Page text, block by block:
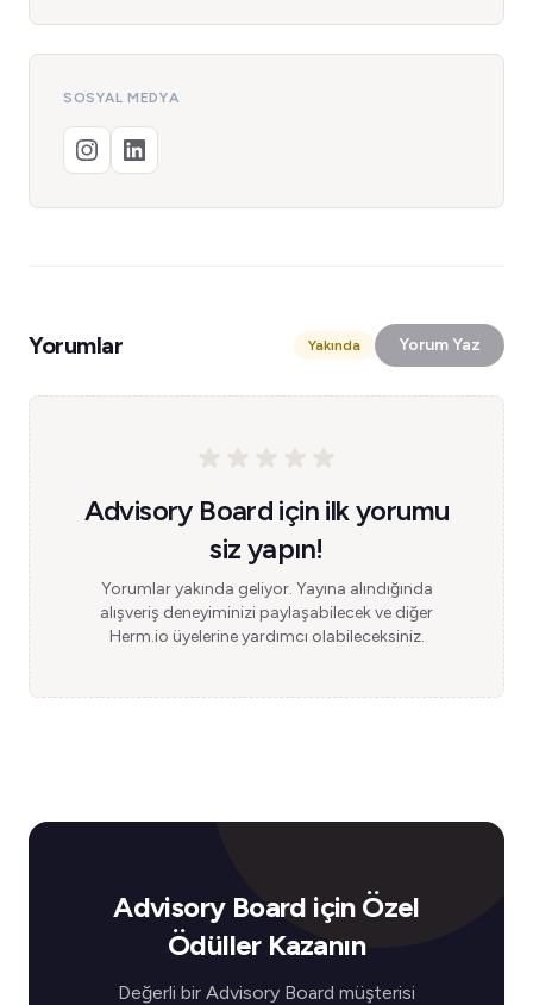
SOSYAL MEDYA
Yorumlar Yakında Yorum Yaz
Advisory Board için ilk yorumu
siz yapın!
Yorumlar yakında geliyor. Yayına alındığında
alışveriş deneyiminizi paylaşabilecek ve diğer
Herm.io üyelerine yardımcı olabileceksiniz.
Advisory Board için Özel
Ödüller Kazanın
Değerli bir Advisory Board müşterisi